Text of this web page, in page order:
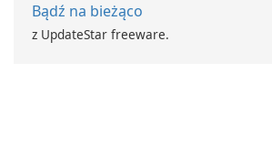
Bądź na bieżąco
z UpdateStar freeware.